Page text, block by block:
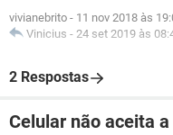
vivianebrito - 11 nov 2018 às
Vinicius - 24 set 2019 às
2 Respostas
Celular não aceita